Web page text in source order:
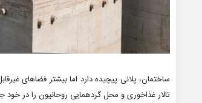
ساختمان، پلانی پیچیده دارد اما بیشتر فضاهای
تالار غذاخوری و محل گردهمایی روحانیون را در